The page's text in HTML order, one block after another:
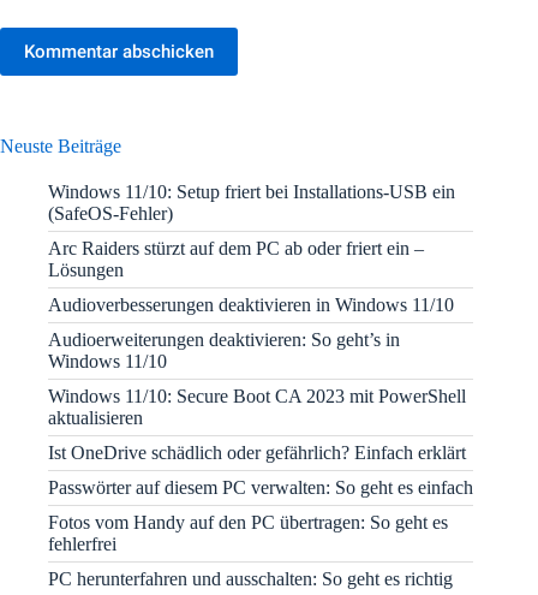
Kommentar abschicken
Neuste Beiträge
Windows 11/10: Setup friert bei Installations-USB ein
(SafeOS-Fehler)
Arc Raiders stürzt auf dem PC ab oder friert ein –
Lösungen
Audioverbesserungen deaktivieren in Windows 11/10
Audioerweiterungen deaktivieren: So geht’s in
Windows 11/10
Windows 11/10: Secure Boot CA 2023 mit PowerShell
aktualisieren
Ist OneDrive schädlich oder gefährlich? Einfach erklärt
Passwörter auf diesem PC verwalten: So geht es einfach
Fotos vom Handy auf den PC übertragen: So geht es
fehlerfrei
PC herunterfahren und ausschalten: So geht es richtig